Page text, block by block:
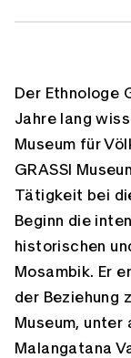
Der Ethnologe
Jahre lang
Museum für
GRASSI
Tätigkeit bei
Beginn die
historischen
Mosambik. Er
der Beziehung
Museum, unter
Malangatana